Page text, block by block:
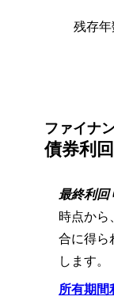
残存年
ファイナ
債券利
最終利回
時点から
合に得ら
します。
所有期間